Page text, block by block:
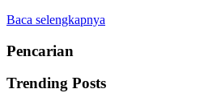
Baca selengkapnya
Pencarian
Trending Posts